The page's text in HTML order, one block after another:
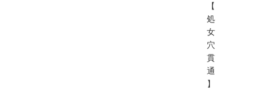
【
処
女
穴
貫
通
】